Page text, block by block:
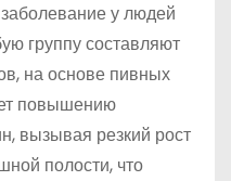
у людей
группу составляют
на основе пивных
повышению
вызывая резкий рост
полости, что